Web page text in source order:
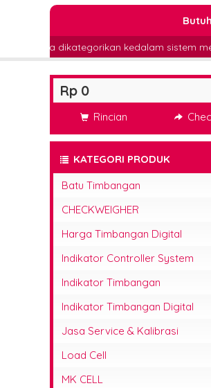
kedalam sistem mekanik dan
Rp 0
Rincian
KATEGORI PRODUK
Batu Timbangan
CHECKWEIGHER
Harga Timbangan Digital
Indikator Controller System
Indikator Timbangan
Indikator Timbangan Digital
Jasa Service & Kalibrasi
Service Timbangan
Load Cell
MK CELL